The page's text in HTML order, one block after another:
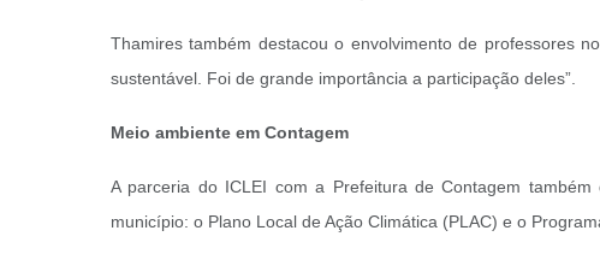
Thamires também destacou o envolvimento de professores
sustentável. Foi de grande importância a participação deles”.
Meio ambiente em Contagem
A parceria do ICLEI com a Prefeitura de Contagem
município: o Plano Local de Ação Climática (PLAC) e o